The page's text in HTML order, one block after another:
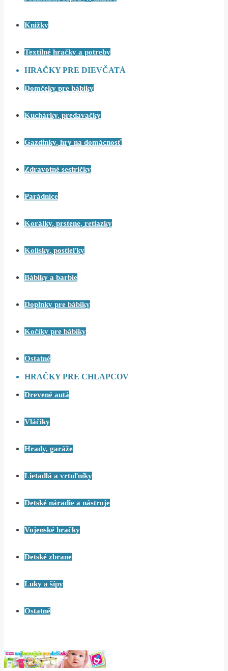
Knižky
Textilné hračky a potreby
HRAČKY PRE DIEVČATÁ
Domčeky pre bábiky
Kuchárky, predavačky
Gazdinky, hry na domácnosť
Zdravotné sestričky
Parádnice
Korálky, prstene, retiazky
Kolísky, postieľky
Bábiky a barbie
Doplnky pre bábiky
Kočíky pre bábiky
Ostatné
HRAČKY PRE CHLAPCOV
Drevené autá
Vláčiky
Hrady, garáže
Lietadlá a vrtuľníky
Detské náradie a nástroje
Vojenské hračky
Detské zbrane
Luky a šípy
Ostatné